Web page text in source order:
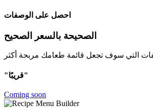
احصل على الوصفات
الصحيحة بالسعر الصحيح
"قريبًا"
Coming soon